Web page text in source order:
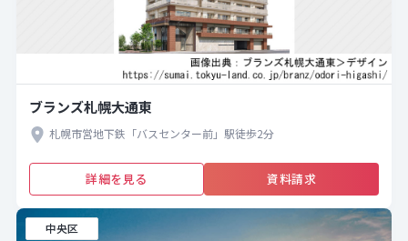
ブランズ札幌大通東
札幌市営地下鉄「バスセンター前」駅徒歩2分
詳細を見る 資料請求
中央区